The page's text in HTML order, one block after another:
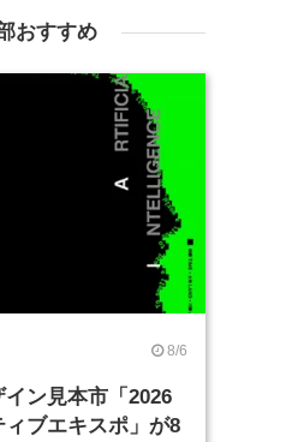
おすすめ
8/6
ン見本市「2026
ブエキスポ」が8